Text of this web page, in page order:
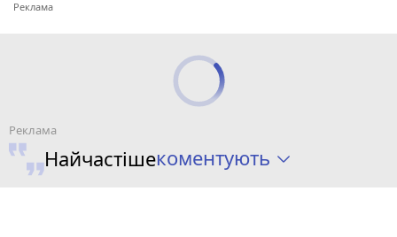
Найчастішекоментують